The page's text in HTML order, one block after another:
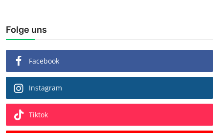
Folge uns
Facebook
Instagram
Tiktok